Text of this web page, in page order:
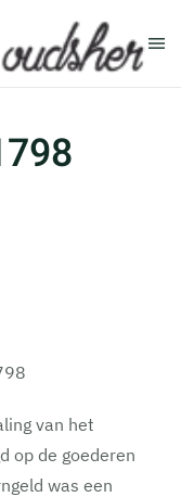
van het
op de goederen
was een